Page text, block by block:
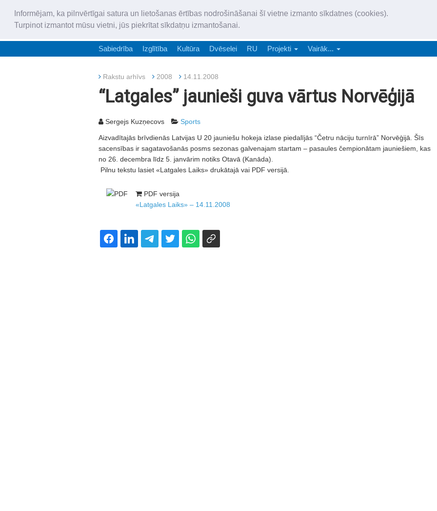
Informējam, ka pilnvērtīgai satura un lietošanas ērtības nodrošināšanai šī vietne izmanto sīkdatnes (cookies).
Turpinot izmantot mūsu vietni, jūs piekrītat sīkdatņu izmantošanai.
„Latgales Laiks” latviešu valodā aptver Daugavpils valstspilsētu,
Sabiedrība Izglītība Kultūra Dvēselei RU Projekti Vairāk...
Rakstu arhīvs 2008 14.11.2008
“Latgales” jaunieši guva vārtus Norvēģijā
Sergejs Kuzņecovs Sports
Aizvadītajās brīvdienās Latvijas U 20 jauniešu hokeja izlase piedalījās “Četru nāciju turnīrā” Norvēģijā. Šīs
sacensības ir sagatavošanās posms sezonas galvenajam startam – pasaules čempionātam jauniešiem, kas
no 26. decembra līdz 5. janvārim notiks Otavā (Kanāda).
Pilnu tekstu lasiet «Latgales Laiks» drukātajā vai PDF versijā.
PDF versija
«Latgales Laiks» – 14.11.2008